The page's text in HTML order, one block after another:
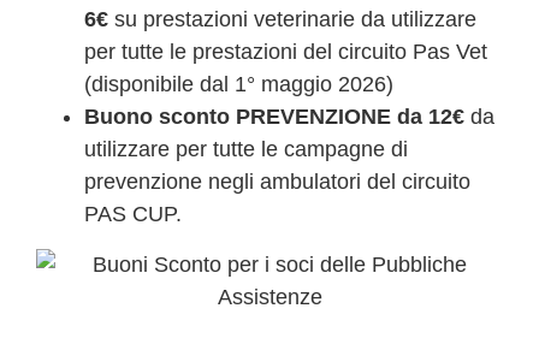
6€ su prestazioni veterinarie da utilizzare
per tutte le prestazioni del circuito Pas Vet
(disponibile dal 1° maggio 2026)
Buono sconto PREVENZIONE da 12€ da
utilizzare per tutte le campagne di
prevenzione negli ambulatori del circuito
PAS CUP.